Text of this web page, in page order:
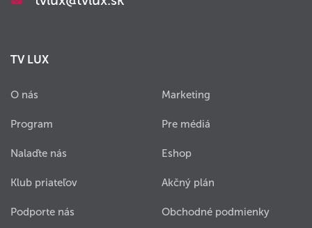
TV LUX
O nás
Program
Nalaďte nás
Klub priateľov
Podporte nás
Marketing
Pre médiá
Eshop
Akčný plán
Obchodné podmienky